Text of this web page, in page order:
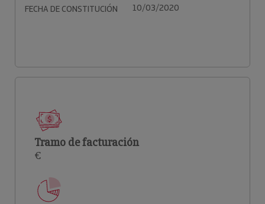
FECHA DE CONSTITUCIÓN 10/03/2020
Tramo de facturación
€